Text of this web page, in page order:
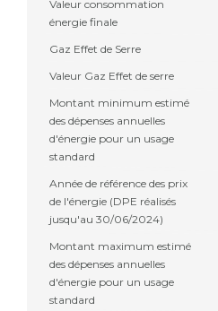
Valeur consommation
énergie finale
Gaz Effet de Serre
Valeur Gaz Effet de serre
Montant minimum estimé
des dépenses annuelles
d'énergie pour un usage
standard
Année de référence des prix
de l'énergie (DPE réalisés
jusqu'au 30/06/2024)
Montant maximum estimé
des dépenses annuelles
d'énergie pour un usage
standard